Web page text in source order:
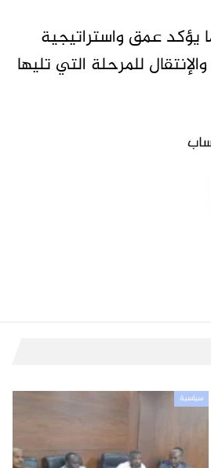
يؤكد عمق واستراتيجية
للمرحلة التي تليها
سياسية